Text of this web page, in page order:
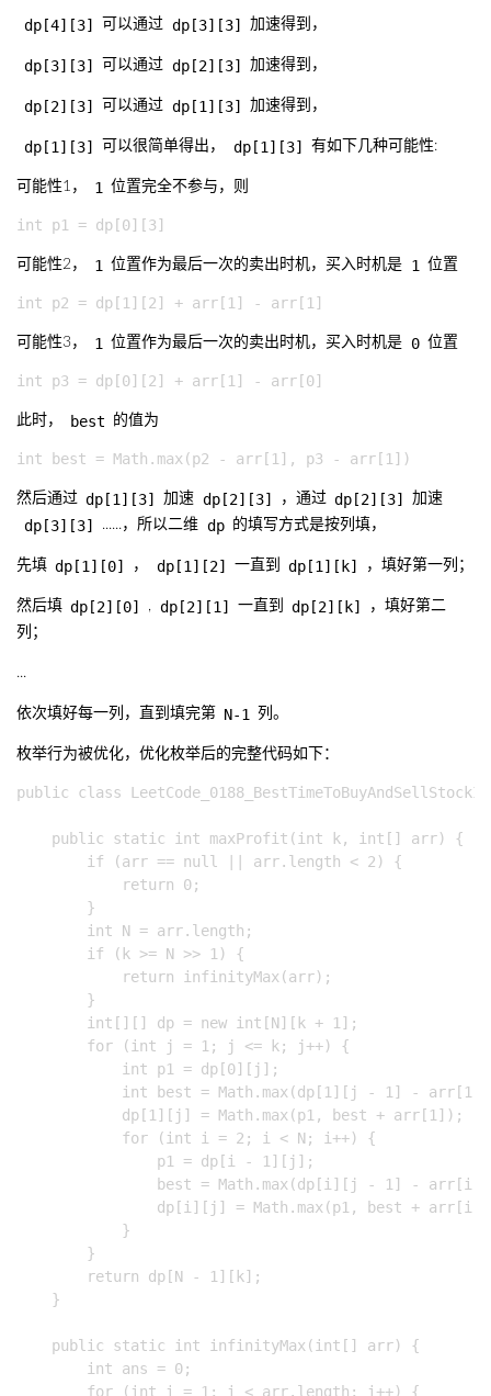
dp[4][3] 可以通过 dp[3][3] 加速得到，
dp[3][3] 可以通过 dp[2][3] 加速得到，
dp[2][3] 可以通过 dp[1][3] 加速得到，
dp[1][3] 可以很简单得出， dp[1][3] 有如下几种可能性:
可能性1， 1 位置完全不参与，则
可能性2， 1 位置作为最后一次的卖出时机，买入时机是 1 位置
可能性3， 1 位置作为最后一次的卖出时机，买入时机是 0 位置
此时， best 的值为
然后通过 dp[1][3] 加速 dp[2][3] ，通过 dp[2][3] 加速
dp[3][3] ......，所以二维 dp 的填写方式是按列填，
先填 dp[1][0] ， dp[1][2] 一直到 dp[1][k] ，填好第一列；
然后填 dp[2][0] , dp[2][1] 一直到 dp[2][k]
，填好第二
列；
...
依次填好每一列，直到填完第 N-1 列。
枚举行为被优化，优化枚举后的完整代码如下：
public class
    public static int maxProfit(int k, int[] arr) {
        if (arr == null || arr.length < 2) {
            return 0;
        }
        int N = arr.length;
        if (k >= N >> 1) {
            return infinityMax(arr);
        }
        int[][] dp = new int[N][k + 1];
        for (int j = 1; j <= k; j++) {
            int p1 = dp[0][j];
int best = Math.max(dp[1][j - 1] -
            dp[1][j] = Math.max(p1, best + arr[1]);
            for (int i = 2; i < N; i++) {
                p1 = dp[i - 1][j];
best = Math.max(dp[i][j - 1] -
dp[i][j] = Math.max(p1, best +
            }
        }
        return dp[N - 1][k];
    }
    public static int infinityMax(int[] arr) {
        int ans = 0;
        for (int i = 1; i < arr.length; i++) {